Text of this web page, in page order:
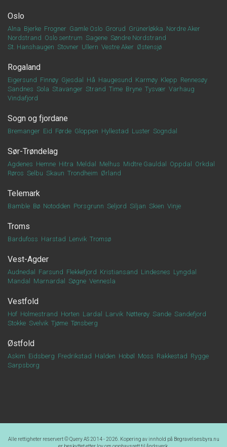
Oslo
Alna Bjerke Frogner Gamle Oslo Grorud Grünerløkka Nordre Aker
Nordstrand Oslo sentrum Sagene Søndre Nordstrand
St. Hanshaugen Stovner Ullern Vestre Aker Østensjø
Rogaland
Eigersund Finnøy Gjesdal Hå Haugesund Karmøy Klepp Rennesøy
Sandnes Sola Stavanger Strand Time Bryne Tysvær Varhaug
Vindafjord
Sogn og fjordane
Bremanger Eid Førde Gloppen Hyllestad Luster Sogndal
Sør-Trøndelag
Agdenes Hemne Hitra Meldal Melhus Midtre Gauldal Oppdal
Orkdal
Røros Selbu Skaun Trondheim Ørland
Telemark
Bamble Bø Notodden Porsgrunn Seljord Siljan Skien Vinje
Troms
Bardufoss Harstad Lenvik Tromsø
Vest-Agder
Audnedal Farsund Flekkefjord Kristiansand Lindesnes Lyngdal
Mandal
Marnardal Søgne Vennesla
Vestfold
Hof Holmestrand Horten Lardal Larvik Nøtterøy Sande Sandefjord
Stokke Svelvik Tjøme Tønsberg
Østfold
Askim Eidsberg Fredrikstad Halden Hobøl Moss Rakkestad Rygge
Sarpsborg
Alle rettigheter reservert ©Query AS2014 - 2026. Kopering av innhold på Begravelsesbyra.nu